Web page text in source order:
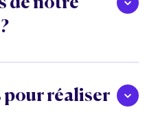
de notre
pour réaliser